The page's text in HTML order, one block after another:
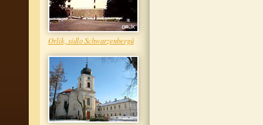
Orlík, sídlo Schwarzenbergů